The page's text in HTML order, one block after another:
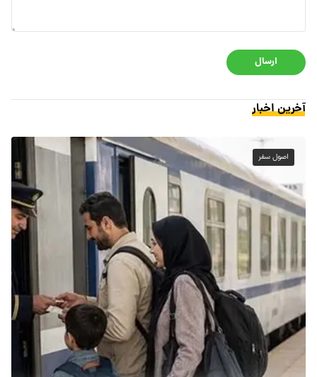
ارسال
آخرین اخبار
اصول سفر